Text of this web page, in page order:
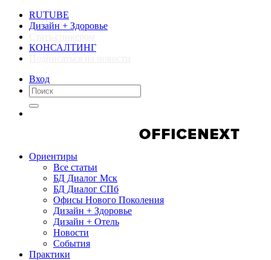
RUTUBE
Дизайн + Здоровье
КОНСАЛТИНГ
Вход
Ориентиры
Все статьи
БД Диалог Мск
БД Диалог СПб
Офисы Нового Поколения
Дизайн + Здоровье
Дизайн + Отель
Новости
События
Практики